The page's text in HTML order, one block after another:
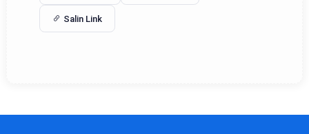
Salin Link